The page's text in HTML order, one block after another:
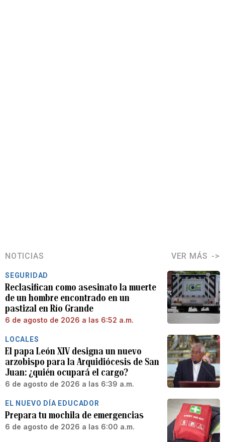
NOTICIAS VER MÁS
SEGURIDAD
Reclasifican como asesinato la muerte
de un hombre encontrado en un
pastizal en Río Grande
6 de agosto de 2026 a las 6:52 a.m.
LOCALES
El papa León XIV designa un nuevo
arzobispo para la Arquidiócesis de San
Juan: ¿quién ocupará el cargo?
6 de agosto de 2026 a las 6:39 a.m.
EL NUEVO DÍA EDUCADOR
Prepara tu mochila de emergencias
6 de agosto de 2026 a las 6:00 a.m.